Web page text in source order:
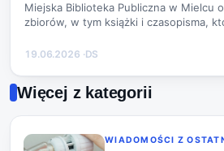
Miejska Biblioteka Publiczna w Mielcu
zbiorów, w tym książki i czasopisma,
19.06.2026 ·DS
Więcej z kategorii
WIADOMOŚCI Z